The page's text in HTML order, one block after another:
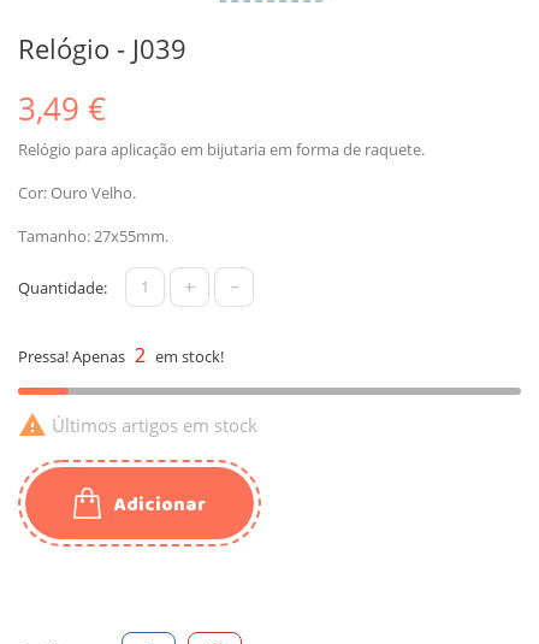
Relógio - J039
3,49 €
Relógio para aplicação em bijutaria em forma de raquete.
Cor: Ouro Velho.
Tamanho: 27x55mm.
Quantidade: + -
Pressa! Apenas 2 em stock!
 Últimos artigos em stock
Adicionar